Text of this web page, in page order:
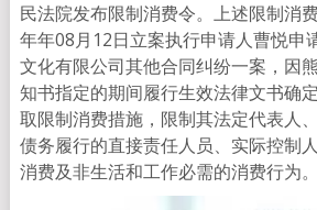
民法院发布限制消费令。上述限制消
年年08月12日立案执行申请人曹悦申
文化有限公司其他合同纠纷一案，因
知书指定的期间履行生效法律文书确
取限制消费措施，限制其法定代表人
债务履行的直接责任人员、实际控制
消费及非生活和工作必需的消费行为。